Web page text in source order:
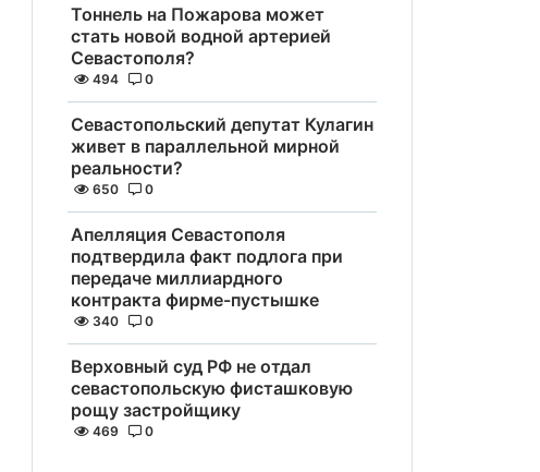
Тоннель на Пожарова может
стать новой водной артерией
Севастополя?
494 0
Севастопольский депутат Кулагин
живет в параллельной мирной
реальности?
650 0
Апелляция Севастополя
подтвердила факт подлога при
передаче миллиардного
контракта фирме-пустышке
340 0
Верховный суд РФ не отдал
севастопольскую фисташковую
рощу застройщику
469 0